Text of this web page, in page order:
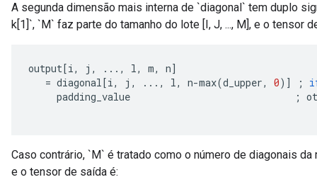
A segunda dimensão mais interna de `diagonal` tem duplo
k[1]`, `M` faz parte do tamanho do lote [I, J, ..., M], e o tensor
output[i, j , ..., l, m, n]
= diagonal[i, j , ..., l, n-max(d_upper, 0) ] ;
padding_value
;
Caso contrário, `M` é tratado como o número de diagonais
e o tensor de saída é: